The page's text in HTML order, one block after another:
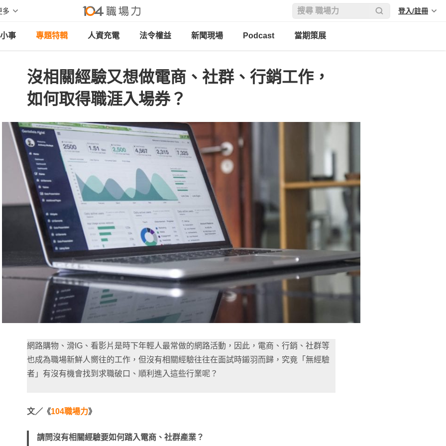
多 登入/註冊
事 專題特輯 人資充電 法令權益 新聞現場 Podcast 當期策展
沒相關經驗又想做電商、社群、行銷工作，
如何取得職涯入場券？
網路購物、滑IG、看影片是時下年輕人最常做的網路活動，因此，電商、行銷、社群等
也成為職場新鮮人嚮往的工作，但沒有相關經驗往往在面試時鎩羽而歸，究竟「無經驗
者」有沒有機會找到求職破口、順利進入這些行業呢？
文／《104職場力》
請問沒有相關經驗要如何踏入電商、社群產業？